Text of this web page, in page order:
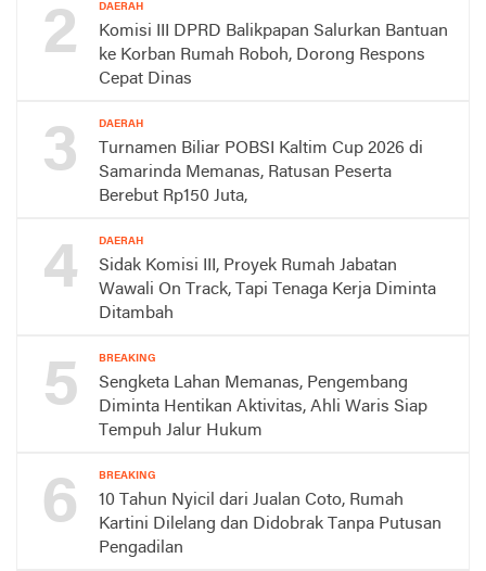
2 DAERAH
Komisi III DPRD Balikpapan Salurkan Bantuan
ke Korban Rumah Roboh, Dorong Respons
Cepat Dinas
3 DAERAH
Turnamen Biliar POBSI Kaltim Cup 2026 di
Samarinda Memanas, Ratusan Peserta
Berebut Rp150 Juta,
4 DAERAH
Sidak Komisi III, Proyek Rumah Jabatan
Wawali On Track, Tapi Tenaga Kerja Diminta
Ditambah
5 BREAKING
Sengketa Lahan Memanas, Pengembang
Diminta Hentikan Aktivitas, Ahli Waris Siap
Tempuh Jalur Hukum
6 BREAKING
10 Tahun Nyicil dari Jualan Coto, Rumah
Kartini Dilelang dan Didobrak Tanpa Putusan
Pengadilan